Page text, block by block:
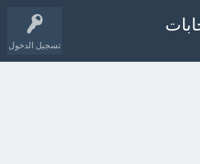
تسجيل الدخول